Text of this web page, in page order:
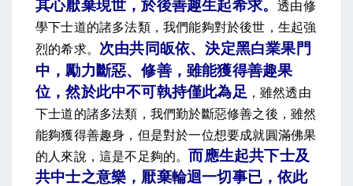
其心厭棄現世，於後善趣生起希求。透由修
學下士道的諸多法類，我們能夠對於後世，生起強
烈的希求。 次由共同皈依、決定黑白業果門
中，勵力斷惡、修善，雖能獲得善趣果
位，然於此中不可執持僅此為足 ，雖然透由
下士道的諸多法類，我們勤於斷惡修善之後，雖然
能夠獲得善趣身，但是對於一位想要成就圓滿佛果
的人來說，這是不足夠的。 而應生起共下士及
共中士之意樂，厭棄輪迴一切事已，依此